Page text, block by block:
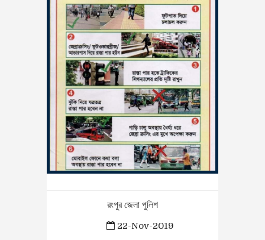
রংপুর জেলা পুলিশ
22-Nov-2019